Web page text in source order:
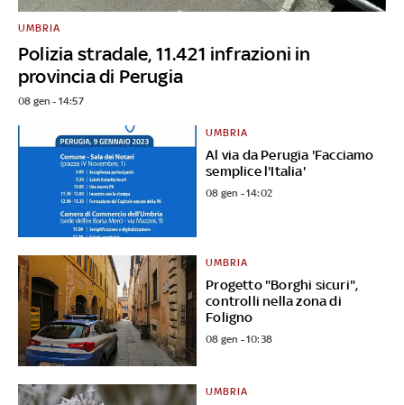
Polizia stradale, 11.421 infrazioni in
provincia di Perugia
UMBRIA
08 gen - 14:57
Al via da Perugia 'Facciamo
semplice l'Italia'
UMBRIA
08 gen - 14:02
Progetto "Borghi sicuri",
controlli nella zona di
Foligno
UMBRIA
08 gen - 10:38
UMBRIA